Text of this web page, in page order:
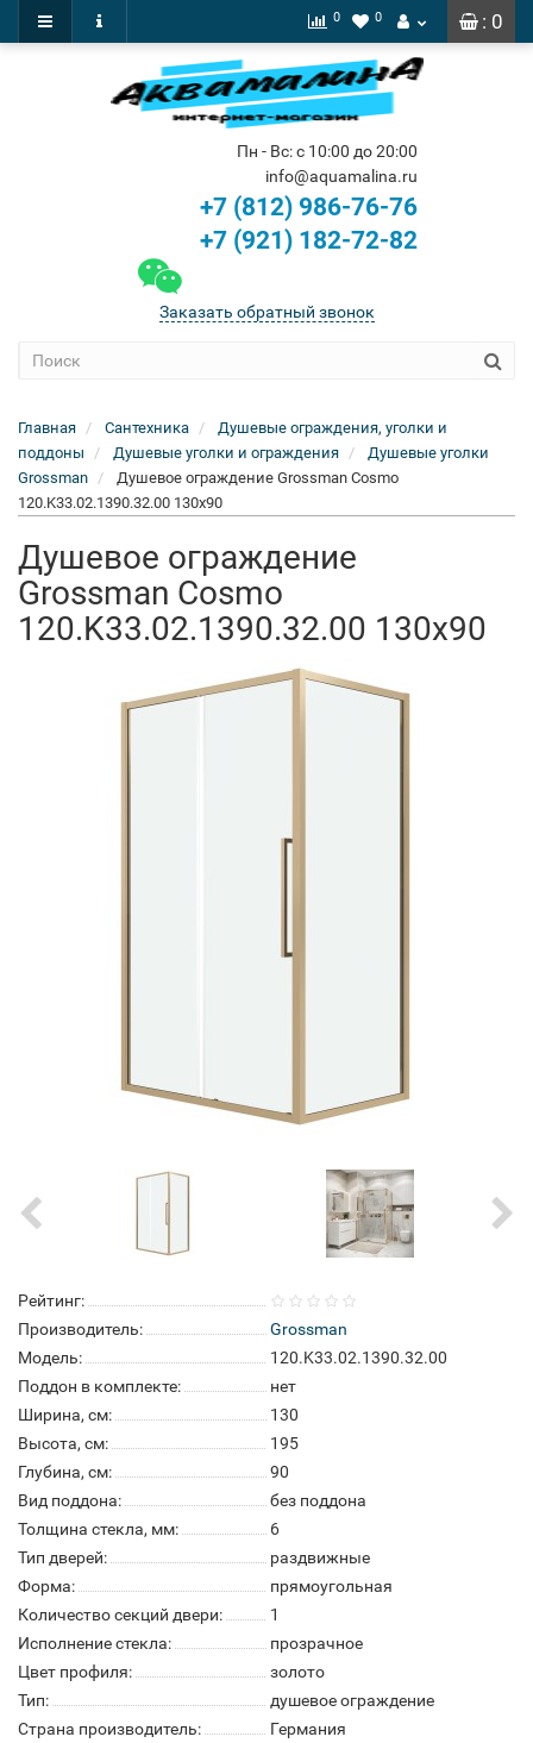
: 0
0 0
Пн - Вс: с 10:00 до 20:00
info@aquamalina.ru
+7 (812) 986-76-76
+7 (921) 182-72-82
Заказать обратный звонок
Главная Сантехника
Душевые ограждения, уголки и
поддоны
Душевые уголки и ограждения
Душевые уголки
Grossman
Душевое ограждение Grossman Cosmo
120.K33.02.1390.32.00 130x90
Душевое ограждение
Grossman Cosmo
120.K33.02.1390.32.00 130x90
Рейтинг:
Производитель:
Grossman
Модель:
120.K33.02.1390.32.00
Поддон в комплекте:
нет
Ширина, см:
130
Высота, см:
195
Глубина, см:
90
Вид поддона:
без поддона
Толщина стекла, мм:
6
Тип дверей:
раздвижные
Форма:
прямоугольная
Количество секций двери:
1
Исполнение стекла:
прозрачное
Цвет профиля:
золото
Тип:
душевое ограждение
Страна производитель:
Германия